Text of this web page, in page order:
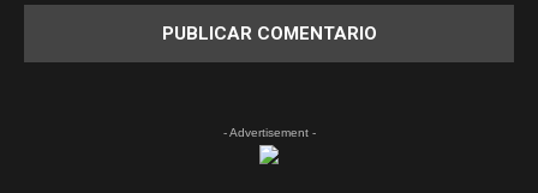
- Advertisement -